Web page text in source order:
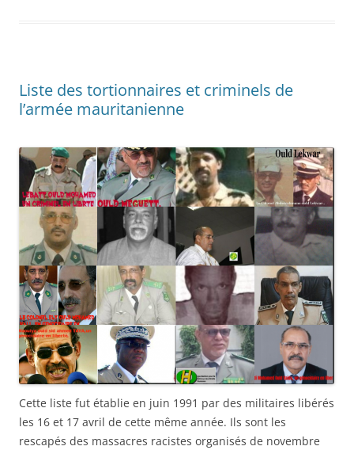
Liste des tortionnaires et criminels de
l’armée mauritanienne
Cette liste fut établie en juin 1991 par des militaires libérés
les 16 et 17 avril de cette même année. Ils sont les
rescapés des massacres racistes organisés de novembre